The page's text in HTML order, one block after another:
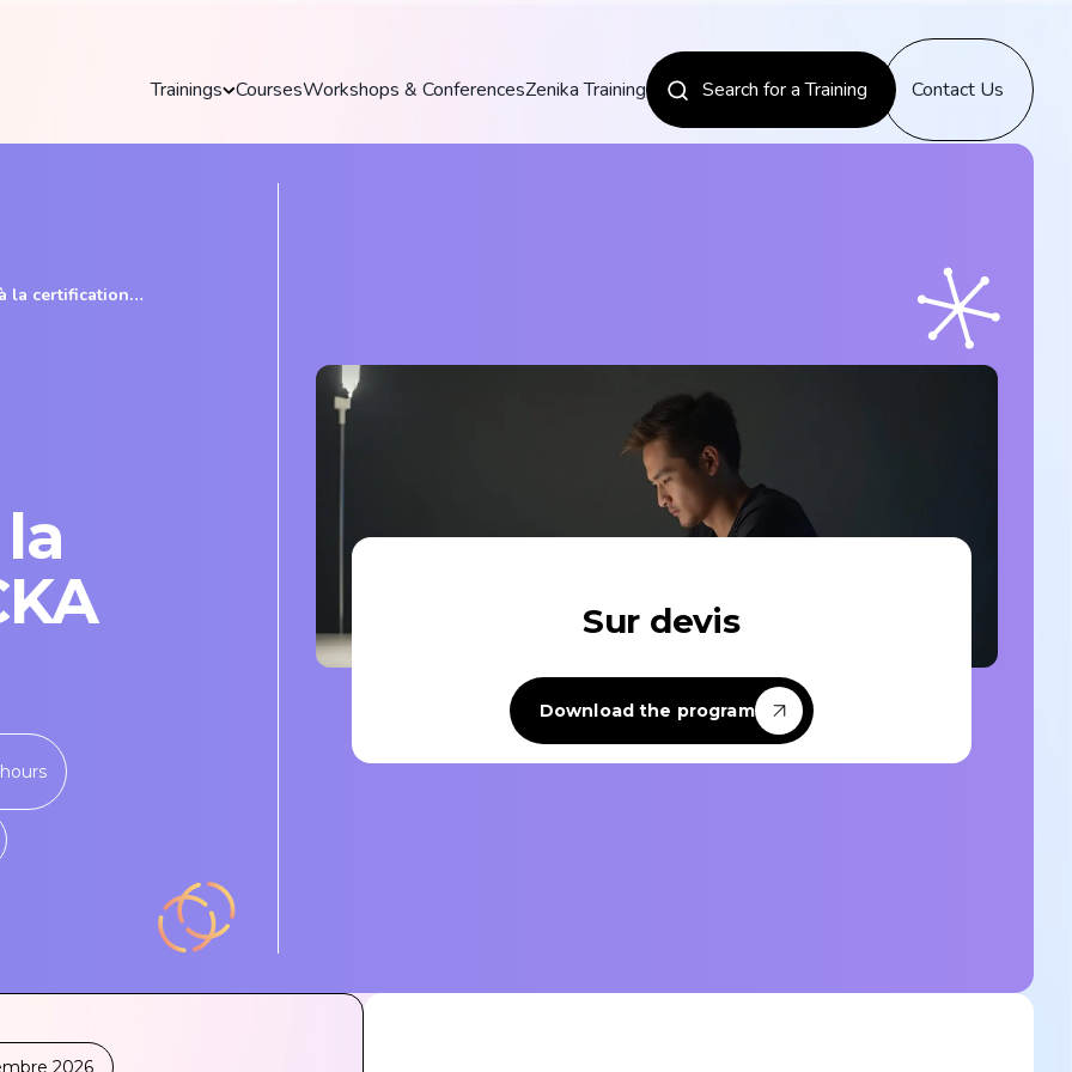
Trainings
courses to master key tools and technologies
Explore all trainings
Custom-designed
Custom-designed learning paths
tailored to your specific needs and the
challenges of your team or company.
CoursesWorkshops & ConferencesZenika Training Search for a Training Contact Us
la certification
Sur devis
Download the program
2026